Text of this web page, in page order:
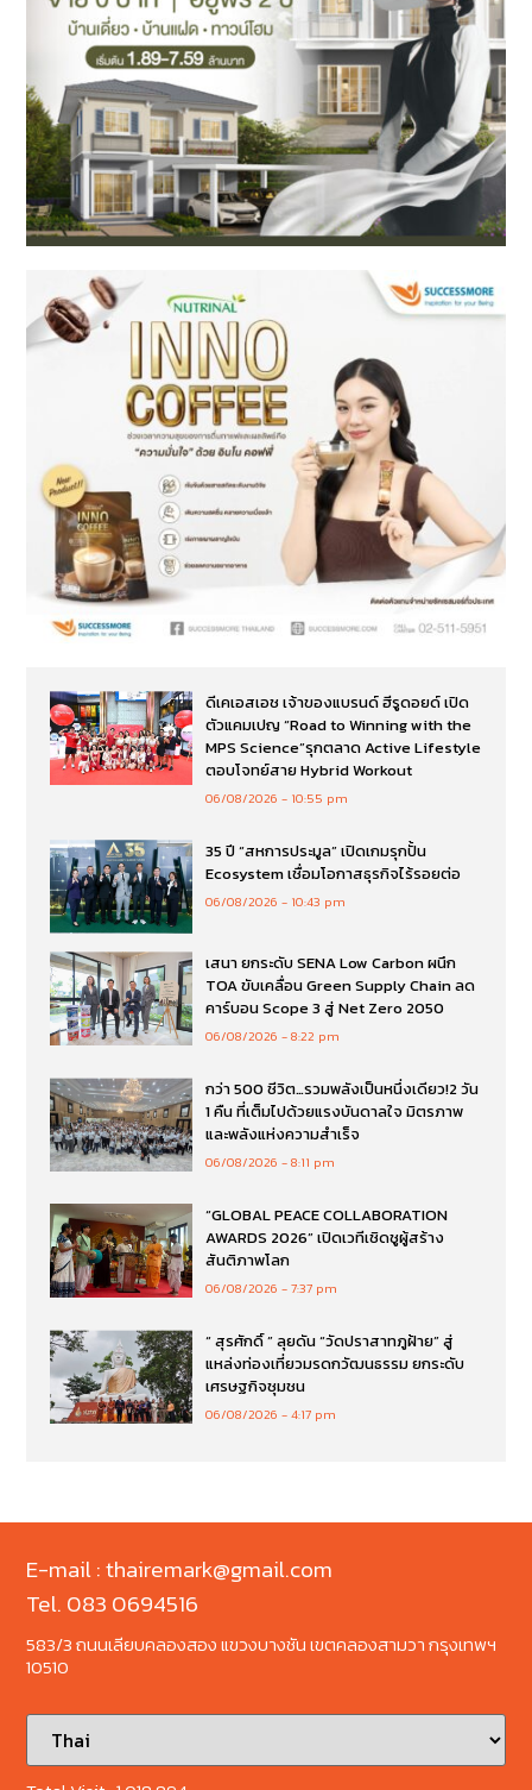
ดีเคเอสเอช เจ้าของแบรนด์ ฮีรูดอยด์ เปิด
ตัวแคมเปญ “Road to Winning with the
MPS Science”รุกตลาด Active Lifestyle
ตอบโจทย์สาย Hybrid Workout
06/08/2026 10:55 pm
35 ปี “สหการประมูล” เปิดเกมรุกปั้น
Ecosystem เชื่อมโอกาสธุรกิจไร้รอยต่อ
06/08/2026 10:43 pm
เสนา ยกระดับ SENA Low Carbon ผนึก
TOA ขับเคลื่อน Green Supply Chain ลด
คาร์บอน Scope 3 สู่ Net Zero 2050
06/08/2026 8:22 pm
กว่า 500 ชีวิต…รวมพลังเป็นหนึ่งเดียว!2 วัน
1 คืน ที่เต็มไปด้วยแรงบันดาลใจ มิตรภาพ
และพลังแห่งความสำเร็จ
06/08/2026 8:11 pm
“GLOBAL PEACE COLLABORATION
AWARDS 2026” เปิดเวทีเชิดชูผู้สร้าง
สันติภาพโลก
06/08/2026 7:37 pm
“ สุรศักดิ์ ” ลุยดัน “วัดปราสาทภูฝ้าย” สู่
แหล่งท่องเที่ยวมรดกวัฒนธรรม ยกระดับ
เศรษฐกิจชุมชน
06/08/2026 4:17 pm
E-mail : thairemark@gmail.com
Tel. 083 0694516
583/3 ถนนเลียบคลองสอง แขวงบางชัน เขตคลองสามวา กรุงเทพฯ
10510